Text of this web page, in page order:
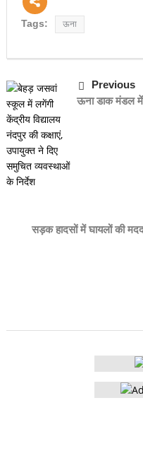
Tags: ऊना
Previous
ऊना डाक मंडल में
सड़क हादसों में घायलों की